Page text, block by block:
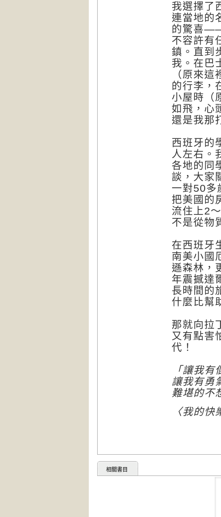
我選擇了
連當地的
的驚喜
不容許有
鎮。直到
我。在巴
（原來
的行李，
小屋時（
如飛，心
還是我那
西班牙的
人左右。
各地的同
談，大家
一對50多
把美國的
流住上2
不是從物
在西班牙
南美小國
遜森林，
年震撼達
長時間的
什麼比幫
那就向拉
又有點害
代！
「讓我
讓我有勇
難堪的
〈我的
相關書目